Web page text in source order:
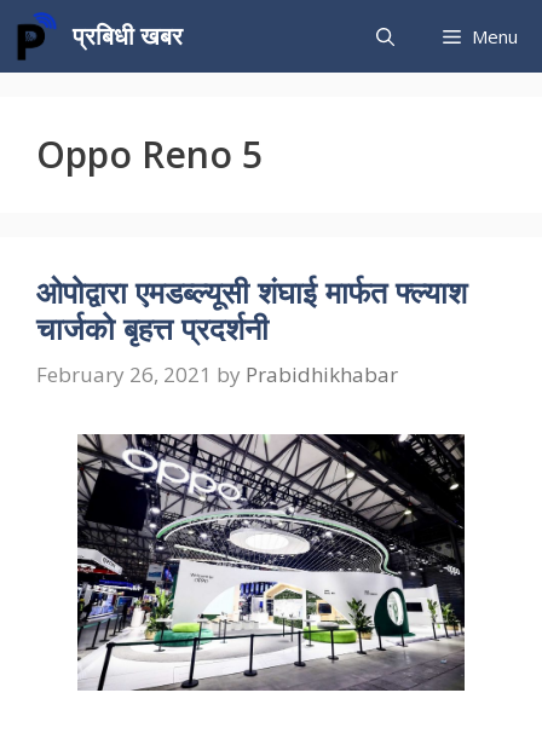
Skip
content
प्रबिधी खबर Menu
Oppo Reno 5
ओपोद्वारा एमडब्ल्यूसी शंघाई मार्फत फ्ल्याश
चार्जको बृहत्त प्रदर्शनी
February 26, 2021 by Prabidhikhabar